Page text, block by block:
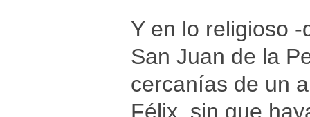
Y en lo religioso
San Juan de la
cercanías de un
Félix, sin que